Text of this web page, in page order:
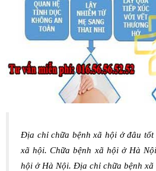
Địa chỉ chữa bệnh xã hội ở đâu
xã hội. Chữa bệnh xã hội ở Hà
hội ở Hà Nội. Địa chỉ chữa bệnh